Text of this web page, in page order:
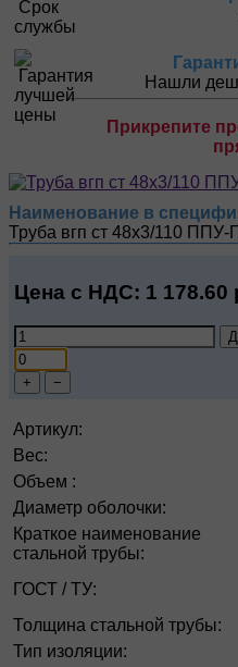
Нашли
Прикрепите
Наименование в
Труба вгп ст 48х3/110 ППУ-
Цена с НДС: 1 178.60
+ −
Артикул:
Вес:
Объем :
Диаметр оболочки:
Краткое наименование
стальной трубы:
ГОСТ / ТУ:
Толщина стальной трубы:
Тип изоляции: